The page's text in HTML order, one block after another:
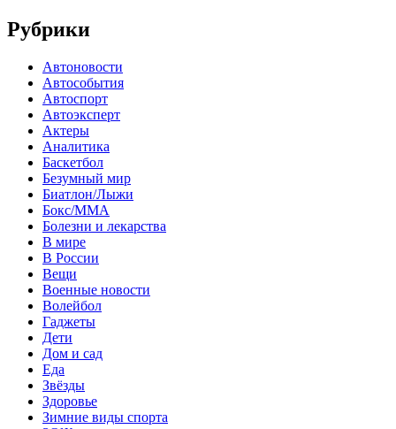
Рубрики
Автоновости
Автособытия
Автоспорт
Автоэксперт
Актеры
Аналитика
Баскетбол
Безумный мир
Биатлон/Лыжи
Бокс/MMA
Болезни и лекарства
В мире
В России
Вещи
Военные новости
Волейбол
Гаджеты
Дети
Дом и сад
Еда
Звёзды
Здоровье
Зимние виды спорта